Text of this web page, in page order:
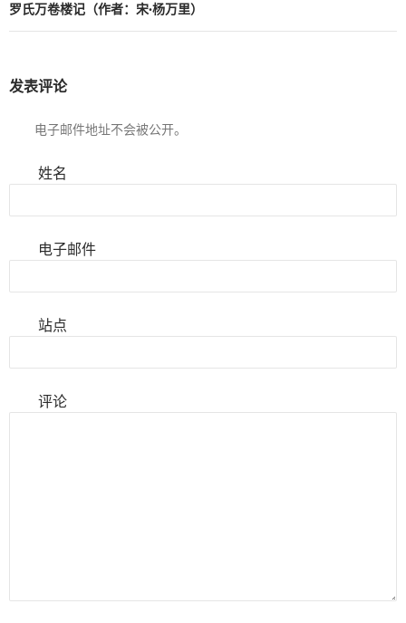
罗氏万卷楼记（作者：宋·杨万里）
发表评论
电子邮件地址不会被公开。
姓名
电子邮件
站点
评论